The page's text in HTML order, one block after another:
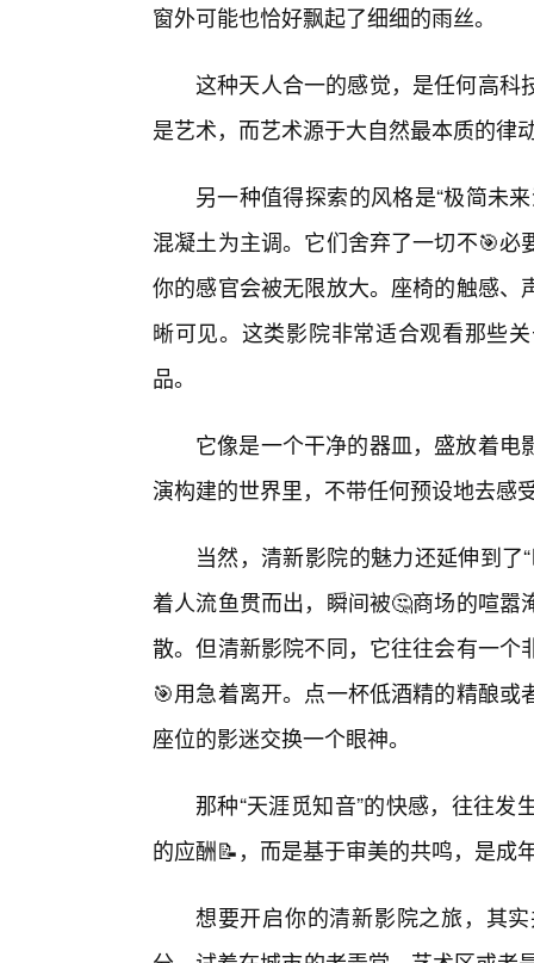
窗外可能也恰好飘起了细细的雨丝。
这种天人合一的感觉，是任何高科
是艺术，而艺术源于大自然最本质的律
另一种值得探索的风格是“极简未
混凝土为主调。它们舍弃了一切不🎯
你的感官会被无限放大。座椅的触感
晰可见。这类影院非常适合观看那些
品。
它像是一个干净的器皿，盛放着
演构建的世界里，不带任何预设地去感
当然，清新影院的魅力还延伸到
着人流鱼贯而出，瞬间被🤔商场的喧
散。但清新影院不同，它往往会有一
🎯用急着离开。点一杯低酒精的精酿
座位的影迷交换一个眼神。
那种“天涯觅知音”的快感，往往
的应酬📝，而是基于审美的共鸣，是成
想要开启你的清新影院之旅，其